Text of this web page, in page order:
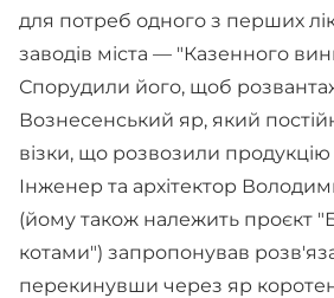
для потреб одного з перших
заводів міста — "Казенного
Спорудили його, щоб
Вознесенський яр, який
візки, що розвозили продукцію
Інженер та архітектор
(йому також належить проєкт
котами") запропонував
перекинувши через яр